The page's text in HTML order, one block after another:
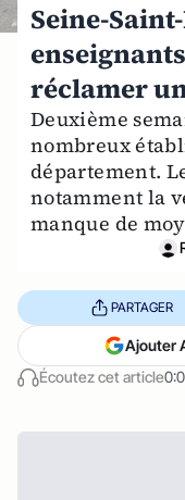
Seine-
réclamer
Deuxième
nombreux
département.
notamment la
manque de
Écoutez cet article
PARTAGER
Ajouter